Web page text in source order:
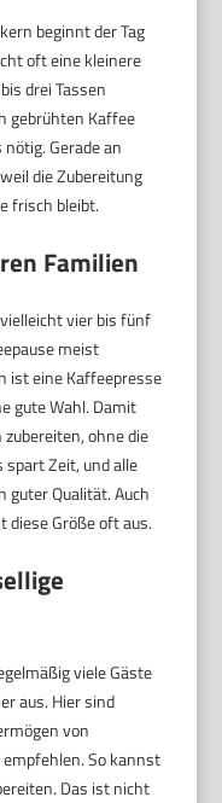
beginnt der Tag
oft eine kleinere
drei Tassen
gebrühten Kaffee
Gerade an
die Zubereitung
frisch bleibt.
Familien
vier bis fünf
meist
ist eine Kaffeepresse
gute Wahl. Damit
ohne die
spart Zeit, und alle
guter Qualität. Auch
diese Größe oft aus.
viele Gäste
aus. Hier sind
von
So kannst
Das ist nicht